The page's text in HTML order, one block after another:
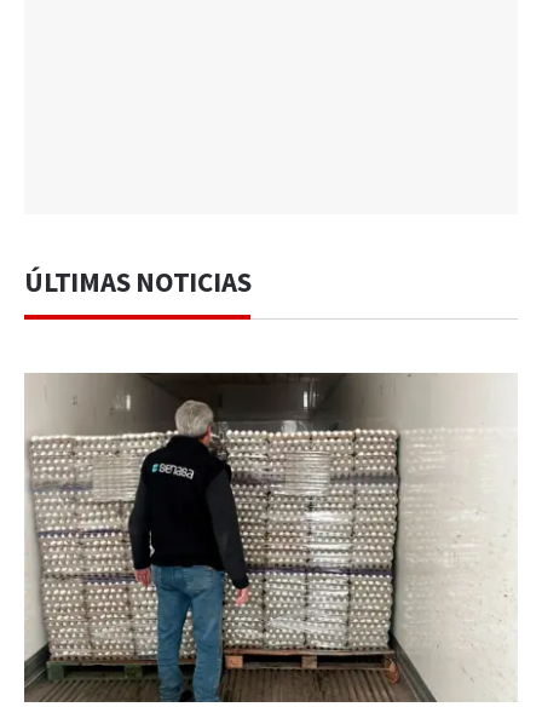
ÚLTIMAS NOTICIAS